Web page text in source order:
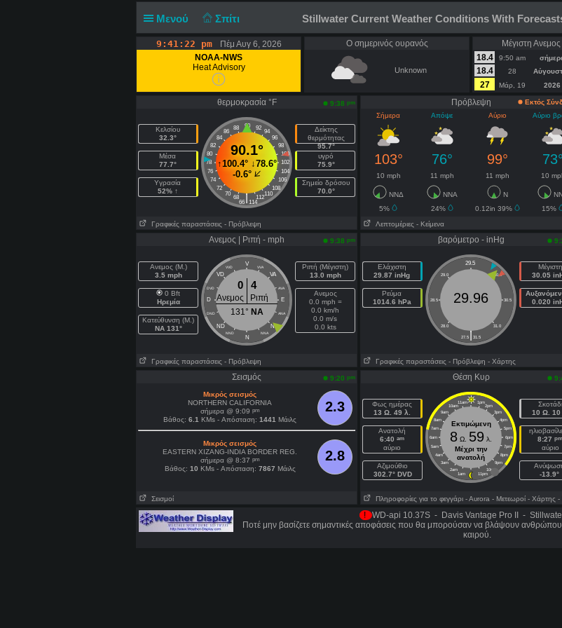
Μενού Σπίτι Stillwater Current Weather Conditions With
9:41:22 pm
Πέμ Αυγ 6, 2026
NOAA-NWS
Heat Advisory
Ο σημερινός ουρανός
Unknown
Μέγιστη
18.4
9:50 am
18.4
28
27
Μάρ, 19 2026
θερμοκρασία °F 9:38 pm
Κελσίου
32.3°
Μέσα
77.7°
Υγρασία
52% ↑
90
88 92
86
94
84
96
82
98
80
100
78
102
76
104
74
106
72
108
70
110
68 112
|
66 114
90.1°
↑100.4°↓78.6°
-0.6°
Δείκτης
θερμότητας
95.7°
υγρό
75.9°
Σημείο δρόσου
70.0°
Γραφικές παραστάσεις - Πρόβλεψη
Πρόβλεψη
Εκτός
Σήμερα
Απόψε Αύριο Αύριο
103° 76° 99° 73°
10 mph 11 mph 11 mph 10
ΝΝΔ ΝΝΑ Ν
5%
24% 0.12in 39%
15%
Λεπτομέριες - Κείμενα
Ανεμος | Ριπή - mph 9:38 pm
Ανεμος (Μ.)
3.5 mph
0 Bft
Ηρεμία
Κατεύθυνση (Μ.)
NA 131°
V
VVD VVA
VD VA
DVD AVA
D E
DND ANA
ND NA
NND NNA
N
0 4
Ανεμος
Ριπή
131° NA
Ριπή (Μέγιστη)
13.0 mph
Ανεμος
0.0 mph =
0.0 km/h
0.0 m/s
0.0 kts
Γραφικές παραστάσεις - Πρόβλεψη
βαρόμετρο - inHg
Ελάχιστη
29.87 inHg
Ρεύμα
1014.6 hPa
29.5
29.0 30.0
28.5 30.5
28.0 31.0
|
27.5 31.5
29.96
Μέγιστη
30.05
0.020
Γραφικές παραστάσεις - Πρόβλεψη - Χάρτης
Σεισμός 9:20 pm
2.3
Μικρός σεισμός
NORTHERN CALIFORNIA
σήμερα @ 9:09 pm
Βάθος: 6.1 KMs - Απόσταση: 1441 Μάιλς
2.8
Μικρός σεισμός
EASTERN XIZANG-INDIA BORDER REG.
σήμερα @ 8:37 pm
Βάθος: 10 KMs - Απόσταση: 7867 Μάιλς
Σεισμοί
Θέση Κυρ
Φως ημέρας
13 Ω. 49 λ.
Ανατολή
6:40 am
αύριο
Aζιμούθιο
302.7° DVD
11am 1pm
10am 2pm
9am 3pm
8am 4pm
7am 5pm
6am 6pm
5am 7pm
4am 8pm
3am 9pm
2am 10pm
1am 11pm
Εκτιμώμενη
8 Ω. 59 λ.
Μέχρι την
ανατολή
Σκοτάδι
10 Ω. 10
8:27 pm
αύριο
-13.9°
Πληροφορίες για το φεγγάρι - Αυrora - Μετεωροί - Χάρτης -
!
WD-api 10.37S - Davis Vantage Pro II -
Ποτέ μην βασίζετε σημαντικές αποφάσεις που θα μπορούσαν να βλάψουν ανθρώπους
καιρού.